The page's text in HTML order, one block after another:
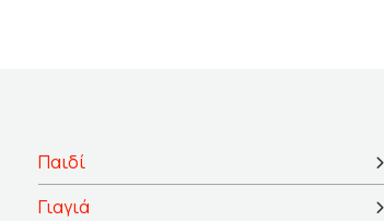
Παιδί
Γιαγιά